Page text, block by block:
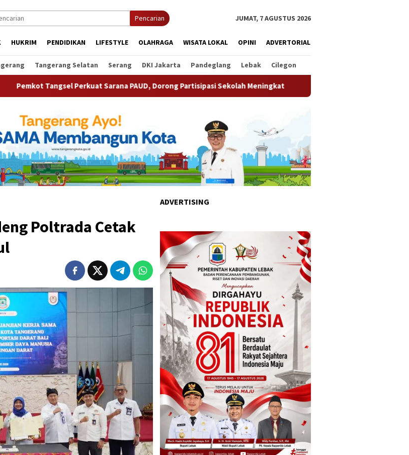
Pencarian JUMAT, 7 AGUSTUS 2026
HUKRIM PENDIDIKAN LIFESTYLE OLAHRAGA WISATA LOKAL OPINI ADVERTORIAL
Tangerang Selatan Serang DKI Jakarta Pandeglang Lebak Cilegon
Perkuat Sarana PAUD, Dorong Partisipasi Sekolah Meningkat Pemkot Tangsel Matangkan Persiapan HUT Ke-
Poltrada Cetak
ADVERTISING